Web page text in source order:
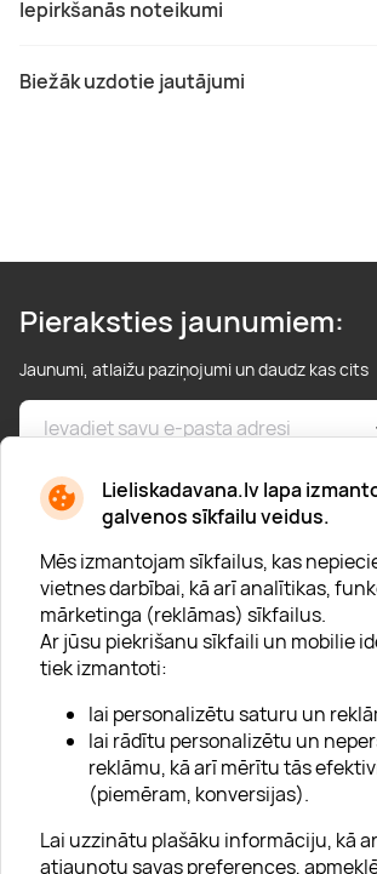
Lieliskadavana.lv lapa
galvenos sīkfailu veidus.
Mēs izmantojam sīkfailus, kas
vietnes darbībai, kā arī analītikas,
mārketinga (reklāmas) sīkfailus.
Ar jūsu piekrišanu sīkfaili un mobilie
tiek izmantoti:
lai personalizētu saturu un
lai rādītu personalizētu un
reklāmu, kā arī mērītu tās
(piemēram, konversijas).
Lai uzzinātu plašāku informāciju, kā
atjaunotu savas preferences,
Iepirkšanās noteikumi
Biežāk uzdotie jautājumi
Pieraksties jaunumiem:
Jaunumi, atlaižu paziņojumi un daudz kas cits
* Esmu iepazinies/usies ar privātuma politiku
Par "Lieliska dāvana"
Uzņēmumiem